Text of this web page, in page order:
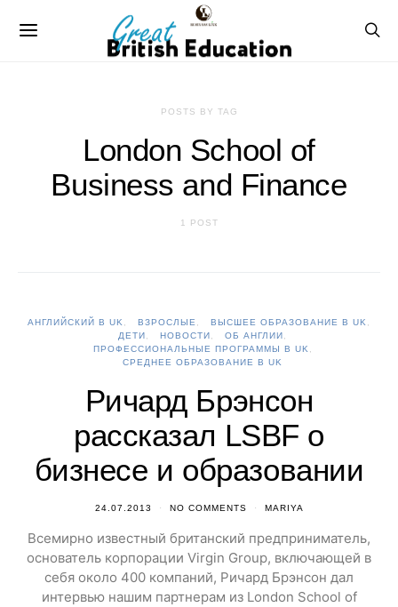
POSTS BY TAG
London School of
Business and Finance
1 POST
АНГЛИЙСКИЙ В UK ВЗРОСЛЫЕ
ВЫСШЕЕ ОБРАЗОВАНИЕ В UK
ДЕТИ
НОВОСТИ
ОБ АНГЛИИ
ПРОФЕССИОНАЛЬНЫЕ ПРОГРАММЫ В UK
СРЕДНЕЕ ОБРАЗОВАНИЕ В UK
Ричард Брэнсон
рассказал LSBF о
бизнесе и образовании
24.07.2013 NO COMMENTS MARIYA
Всемирно известный британский предприниматель,
основатель корпорации Virgin Group, включающей в
себя около 400 компаний, Ричард Брэнсон дал
интервью нашим партнерам из London School of